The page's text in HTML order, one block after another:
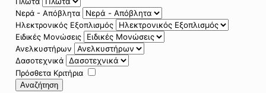
Νερά - Απόβλητα
Ηλεκτρονικός Εξοπλισμός
Ειδικές Μονώσεις
Ανελκυστήρων
Δασοτεχνικά
Πρόσθετα Κριτήρια
Αναζήτηση